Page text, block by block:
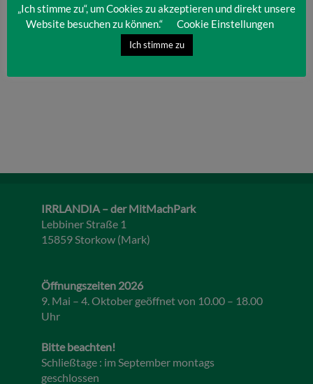
IRRLANDIA – der MitMachPark
Lebbiner Straße 1
15859 Storkow (Mark)
Öffnungszeiten 2026
9. Mai – 4. Oktober geöffnet von 10.00 – 18.00
Uhr
Bitte beachten!
Schließtage : im September montags
geschlossen
„Ich stimme zu“, um Cookies zu akzeptieren und direkt unsere
Website besuchen zu können.“
Cookie Einstellungen
Ich stimme zu